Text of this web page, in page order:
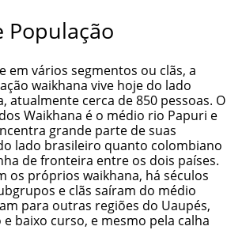
População
em vários segmentos ou clãs, a
waikhana vive hoje do lado
atualmente cerca de 850 pessoas. O
Waikhana é o médio rio Papuri e
grande parte de suas
lado brasileiro quanto colombiano
de fronteira entre os dois países.
os próprios waikhana, há séculos
e clãs saíram do médio
para outras regiões do Uaupés,
baixo curso, e mesmo pela calha